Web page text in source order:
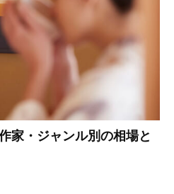
家・ジャンル別の相場と